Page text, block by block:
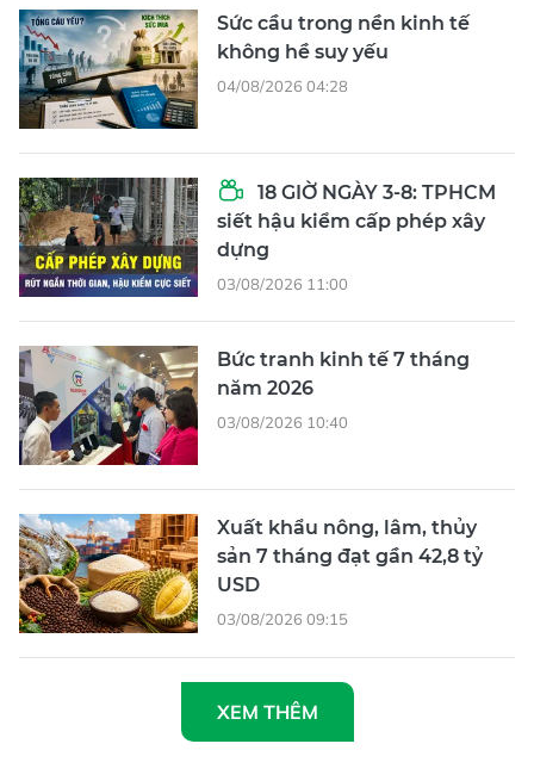
Sức cầu trong nền kinh tế
không hề suy yếu
04/08/2026 04:28
18 GIỜ NGÀY 3-8: TPHCM
siết hậu kiểm cấp phép xây
dựng
03/08/2026 11:00
Bức tranh kinh tế 7 tháng
năm 2026
03/08/2026 10:40
Xuất khẩu nông, lâm, thủy
sản 7 tháng đạt gần 42,8 tỷ
USD
03/08/2026 09:15
XEM THÊM